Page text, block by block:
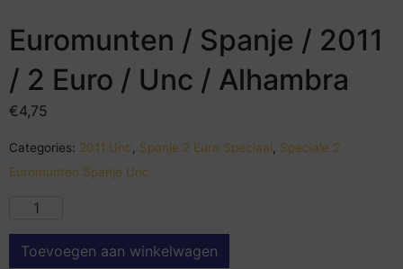
Euromunten / Spanje / 2011
/ 2 Euro / Unc / Alhambra
€4,75
Categories: 2011 Unc Spanje 2 Euro Speciaal
Speciale 2
Euromunten Spanje Unc
Toevoegen aan winkelwagen